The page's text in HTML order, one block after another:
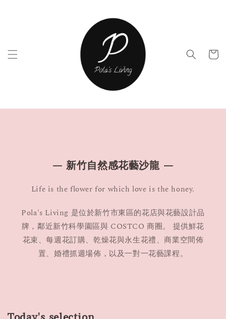
— 新竹自然感花藝沙龍 —
Life is the flower for which love is the honey.
Pola's Living 是位於新竹市東區的花店與花藝設計品
牌，鄰近新竹科學園區與 COSTCO 商圈。 提供鮮花
花束、每週花訂購、乾燥花與永生花禮、商業空間佈
置、婚禮抓週場佈，以及一對一花藝課程。